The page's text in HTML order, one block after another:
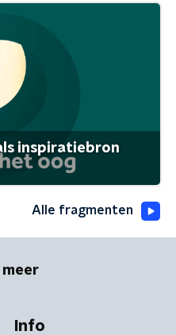
inspiratiebron
Alle fragmenten
Info